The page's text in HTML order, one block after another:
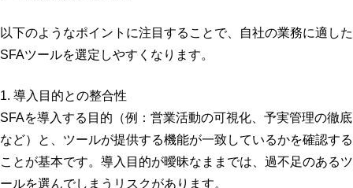
以下のようなポイントに注目することで、自社の業務に適した
SFAツールを選定しやすくなります。
1. 導入目的との整合性
SFAを導入する目的（例：営業活動の可視化、予実管理の徹底
など）と、ツールが提供する機能が一致しているかを確認する
ことが基本です。導入目的が曖昧なままでは、過不足のあるツ
ールを選んでしまうリスクがあります。